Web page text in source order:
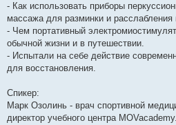
- Как использовать приборы
массажа для разминки и
- Чем портативный
обычной жизни и в путешествии.
- Испытали на себе действие
для восстановления.
Спикер:
Марк Озолинь - врач спортивной
директор учебного центра